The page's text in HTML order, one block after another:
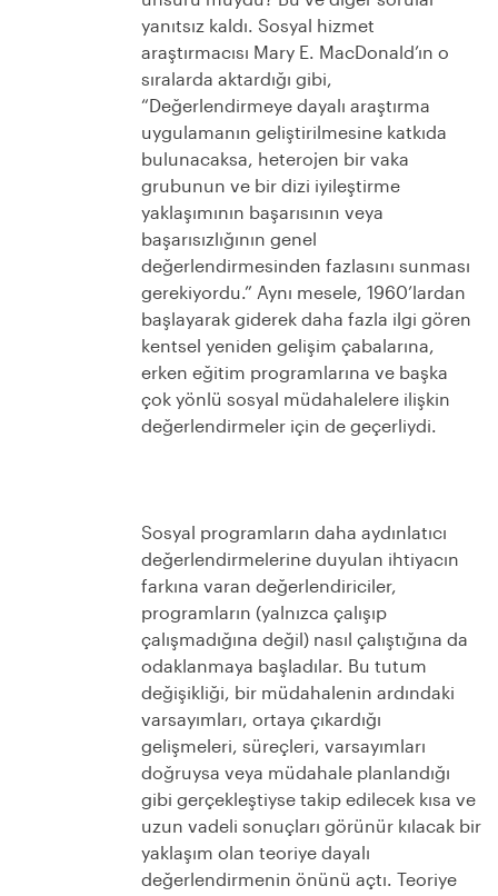
yanıtsız kaldı. Sosyal hizmet
araştırmacısı Mary E. MacDonald’ın o
sıralarda aktardığı gibi,
“Değerlendirmeye dayalı araştırma
uygulamanın geliştirilmesine katkıda
bulunacaksa, heterojen bir vaka
grubunun ve bir dizi iyileştirme
yaklaşımının başarısının veya
başarısızlığının genel
değerlendirmesinden fazlasını sunması
gerekiyordu.” Aynı mesele, 1960’lardan
başlayarak giderek daha fazla ilgi gören
kentsel yeniden gelişim çabalarına,
erken eğitim programlarına ve başka
çok yönlü sosyal müdahalelere ilişkin
değerlendirmeler için de geçerliydi.
Sosyal programların daha aydınlatıcı
değerlendirmelerine duyulan ihtiyacın
farkına varan değerlendiriciler,
programların (yalnızca çalışıp
çalışmadığına değil) nasıl çalıştığına da
odaklanmaya başladılar. Bu tutum
değişikliği, bir müdahalenin ardındaki
varsayımları, ortaya çıkardığı
gelişmeleri, süreçleri, varsayımları
doğruysa veya müdahale planlandığı
gibi gerçekleştiyse takip edilecek kısa ve
uzun vadeli sonuçları görünür kılacak bir
yaklaşım olan teoriye dayalı
değerlendirmenin önünü açtı. Teoriye